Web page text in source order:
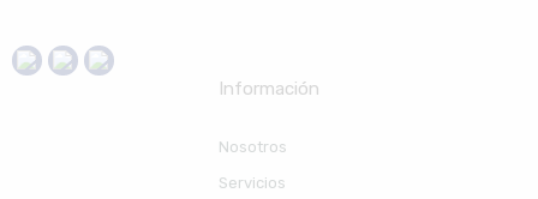
Información
Nosotros
Servicios